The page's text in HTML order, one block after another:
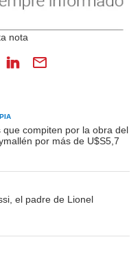
que compiten por la obra del
por más de U$S5,7
el padre de Lionel